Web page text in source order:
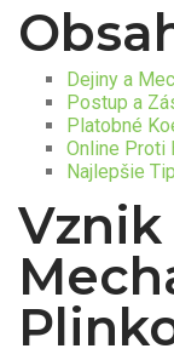
Dejiny a
Postup a
Platobné
Online Proti
Najlepšie
Vznik